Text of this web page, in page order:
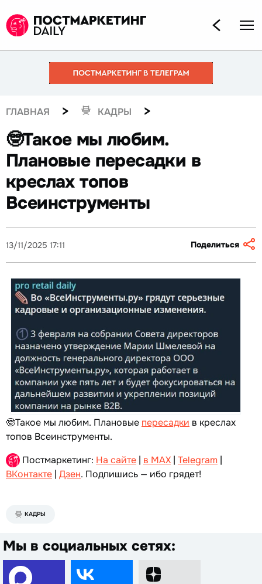
ГЛАВНАЯ > КАДРЫ >
🤓Такое мы любим.
Плановые пересадки в
креслах топов
Всеинструменты
13/11/2025 17:11 Поделиться
🤓Такое мы любим. Плановые пересадки в креслах
топов Всеинструменты.
Постмаркетинг: На сайте | в MAX | Telegram |
ВКонтакте | Дзен. Подпишись — ибо грядет!
КАДРЫ
Мы в социальных сетях: